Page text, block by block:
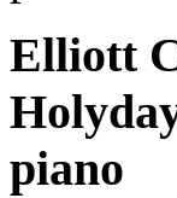
Elliott
piano